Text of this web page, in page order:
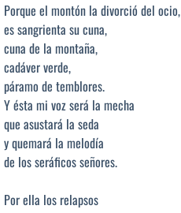
Porque el montón la divorció del ocio,
es sangrienta su cuna,
cuna de la montaña,
cadáver verde,
páramo de temblores.
Y ésta mi voz será la mecha
que asustará la seda
y quemará la melodía
de los seráficos señores.
Por ella los relapsos